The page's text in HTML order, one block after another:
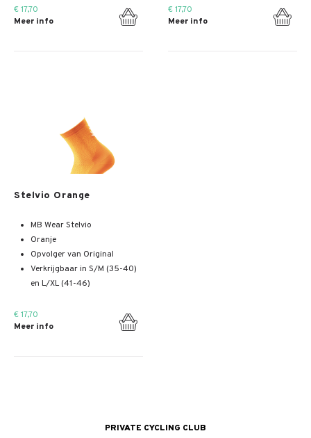
€ 17,70
Meer info
€ 17,70
Meer info
Stelvio Orange
MB Wear Stelvio
Oranje
Opvolger van Original
Verkrijgbaar in S/M (35-40)
en L/XL (41-46)
€ 17,70
Meer info
PRIVATE CYCLING CLUB